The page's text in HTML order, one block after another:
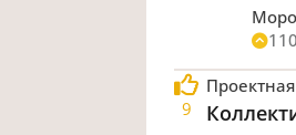
9